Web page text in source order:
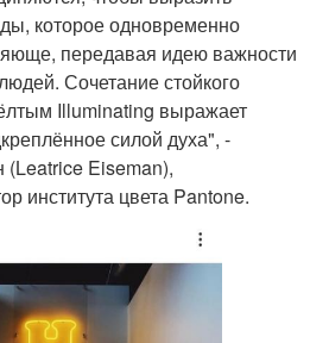
которое одновременно
передавая идею важности
Сочетание стойкого
Illuminating выражает
силой духа", -
(Leatrice Eiseman),
института цвета Pantone.